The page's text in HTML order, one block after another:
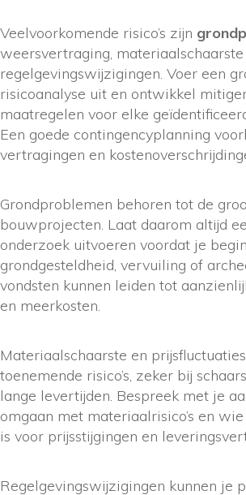
Veelvoorkomende risico’s zijn
weersvertraging, materiaalschaarste
regelgevingswijzigingen. Voer een
risicoanalyse uit en ontwikkel
maatregelen voor elke
Een goede contingencyplanning
vertragingen en
Grondproblemen behoren tot de
bouwprojecten. Laat daarom altijd
onderzoek uitvoeren voordat je
grondgesteldheid, vervuiling of
vondsten kunnen leiden tot
en meerkosten.
Materiaalschaarste en
toenemende risico’s, zeker bij
lange levertijden. Bespreek met je
omgaan met materiaalrisico’s en
is voor prijsstijgingen en
Regelgevingswijzigingen kunnen je